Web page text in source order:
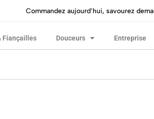
Commandez aujourd’hui, savourez
Fiançailles Douceurs Entreprise